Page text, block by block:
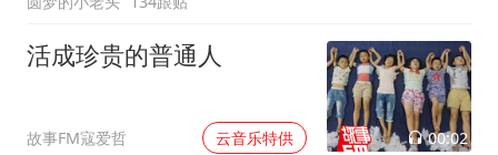
活成珍贵的普通人
故事FM寇爱哲 云音乐特供 00:02